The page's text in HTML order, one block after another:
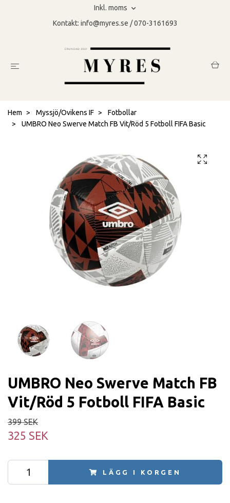
Inkl. moms
Kontakt: info@myres.se / 070-3161693
Hem Myssjö/Ovikens IF
Fotbollar
UMBRO Neo Swerve Match FB Vit/Röd 5 Fotboll FIFA Basic
UMBRO Neo Swerve Match FB
Vit/Röd 5 Fotboll FIFA Basic
399 SEK
325 SEK
LÄGG I KORGEN